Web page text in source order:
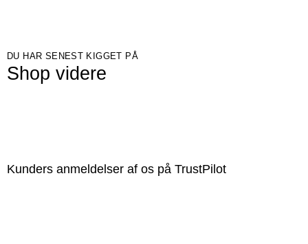
DU HAR SENEST KIGGET PÅ
Shop videre
Kunders anmeldelser af os på TrustPilot